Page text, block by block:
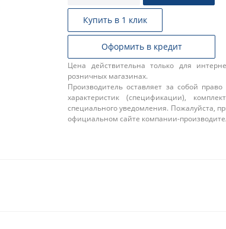
Купить в 1 клик
Оформить в кредит
Цена действительна только для
розничных магазинах.
Производитель оставляет за собой
характеристик (спецификации),
специального уведомления. Пожалуйста,
официальном сайте компании-